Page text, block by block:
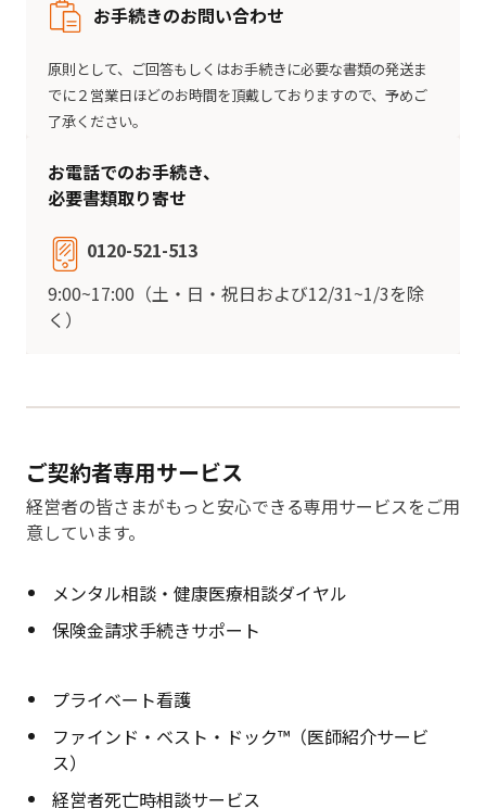
お手続きのお問い合わせ
原則として、ご回答もしくはお手続きに必要な書類の発送ま
でに２営業日ほどのお時間を頂戴しておりますので、予めご
了承ください。
お電話でのお手続き、
必要書類取り寄せ
0120-521-513
9:00~17:00（土・日・祝日および12/31~1/3を除
く）
ご契約者専用サービス
経営者の皆さまがもっと安心できる専用サービスをご用
意しています。
メンタル相談・健康医療相談ダイヤル
保険金請求手続きサポート
プライベート看護
ファインド・ベスト・ドック™（医師紹介サービ
ス）
経営者死亡時相談サービス